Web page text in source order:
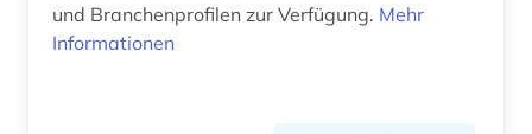
und Branchenprofilen zur Verfügung. Mehr
Informationen